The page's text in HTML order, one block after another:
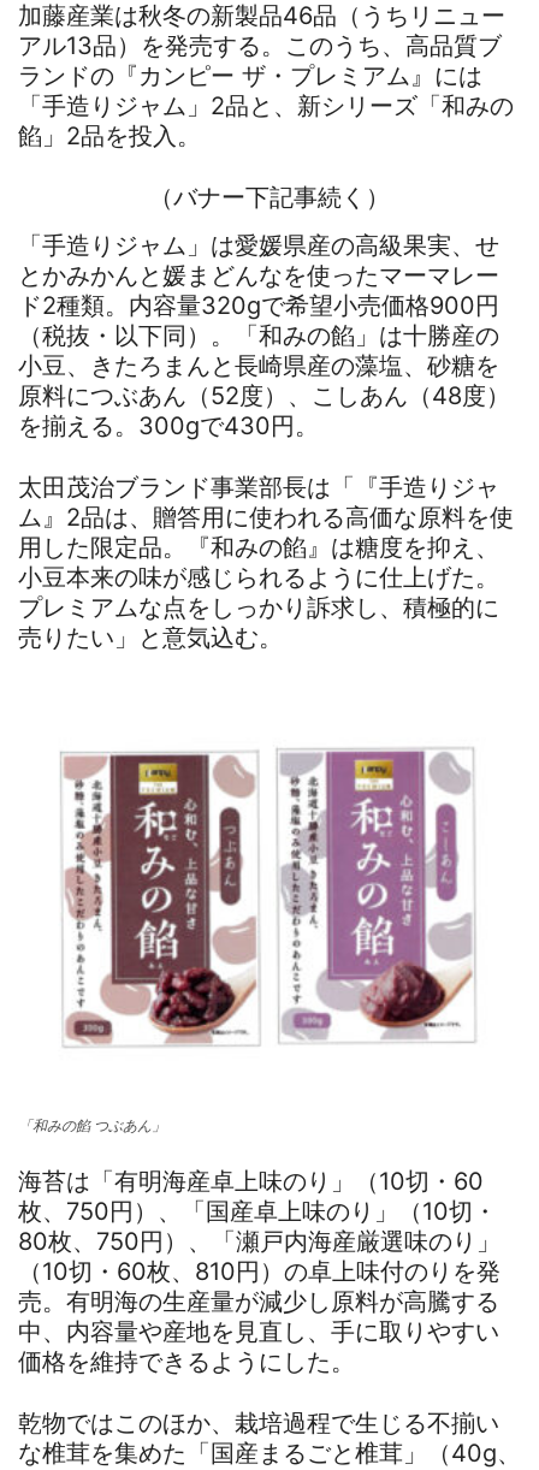
加藤産業は秋冬の新製品46品（うちリニュー
アル13品）を発売する。このうち、高品質ブ
ランドの『カンピー ザ・プレミアム』には
「手造りジャム」2品と、新シリーズ「和みの
餡」2品を投入。
（バナー下記事続く）
「手造りジャム」は愛媛県産の高級果実、せ
とかみかんと媛まどんなを使ったマーマレー
ド2種類。内容量320gで希望小売価格900円
（税抜・以下同）。「和みの餡」は十勝産の
小豆、きたろまんと長崎県産の藻塩、砂糖を
原料につぶあん（52度）、こしあん（48度）
を揃える。300gで430円。
太田茂治ブランド事業部長は「『手造りジャ
ム』2品は、贈答用に使われる高価な原料を使
用した限定品。『和みの餡』は糖度を抑え、
小豆本来の味が感じられるように仕上げた。
プレミアムな点をしっかり訴求し、積極的に
売りたい」と意気込む。
「和みの餡 つぶあん」
海苔は「有明海産卓上味のり」（10切・60
枚、750円）、「国産卓上味のり」（10切・
80枚、750円）、「瀬戸内海産厳選味のり」
（10切・60枚、810円）の卓上味付のりを発
売。有明海の生産量が減少し原料が高騰する
中、内容量や産地を見直し、手に取りやすい
価格を維持できるようにした。
乾物ではこのほか、栽培過程で生じる不揃い
な椎茸を集めた「国産まるごと椎茸」（40g、